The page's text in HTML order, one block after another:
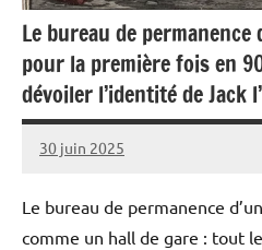
Le bureau de
pour la première fois en
dévoiler l’identité de Jack
30 juin 2025
Caporal
Aucun
Le bureau de permanence
comme un hall de gare : tout